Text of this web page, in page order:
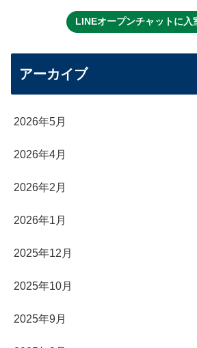
LINEオープンチャットに入
アーカイブ
2026年5月
2026年4月
2026年2月
2026年1月
2025年12月
2025年10月
2025年9月